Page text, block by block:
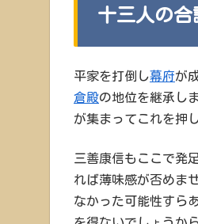
十三人の合
平家を打倒し幕府が
倉殿の地位を継承し
が集まってこれを押
三善康信もここで発
れば薄味感が否めま
なかった可能性すら